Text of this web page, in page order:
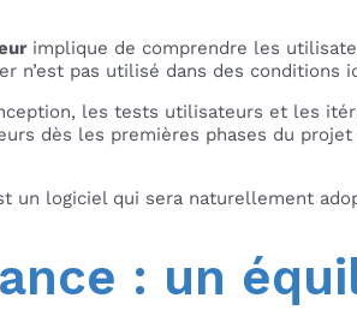
implique de comprendre les
n’est pas utilisé dans des conditions
les tests utilisateurs et les
dès les premières phases du
un logiciel qui sera naturellement
: un